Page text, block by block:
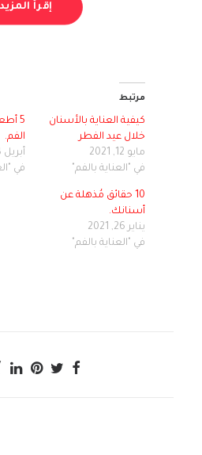
إقرأ المزيد
مرتبط
كيفية العناية بالأسنان
خلال عيد الفطر
مايو 12, 2021
في "العناية بالفم"
5
الفم.
أبريل 28, 2021
في
10 حقائق مُذهلة عن
أسنانك.
يناير 26, 2021
في "العناية بالفم"